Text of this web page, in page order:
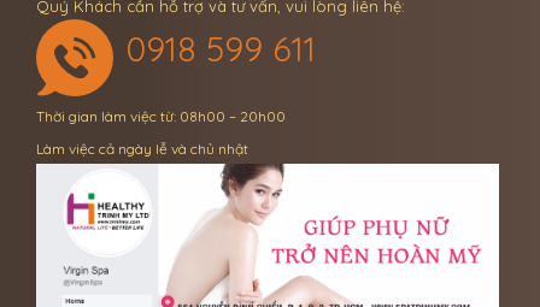
Quý Khách cần hỗ trợ và tư vấn, vui lòng liên hệ:
0918 599 611
Thời gian làm việc từ: 08h00 – 20h00
Làm việc cả ngày lễ và chủ nhật